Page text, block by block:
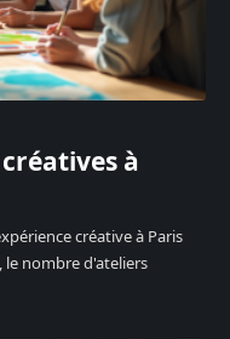
à
créative à Paris
le nombre d'ateliers